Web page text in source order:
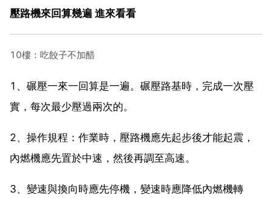
壓路機來回算幾遍 進來看看
10樓：吃餃子不加醋
1、碾壓一來一回算是一遍。碾壓路基時，完成一次壓
實，每次最少壓過兩次的。
2、操作規程：作業時，壓路機應先起步後才能起震，
內燃機應先置於中速，然後再調至高速。
3、變速與換向時應先停機，變速時應降低內燃機轉